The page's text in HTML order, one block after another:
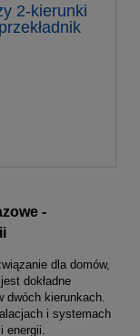
2-kierunki
-
dla domów,
dokładne
dwóch kierunkach.
i systemach
energii.